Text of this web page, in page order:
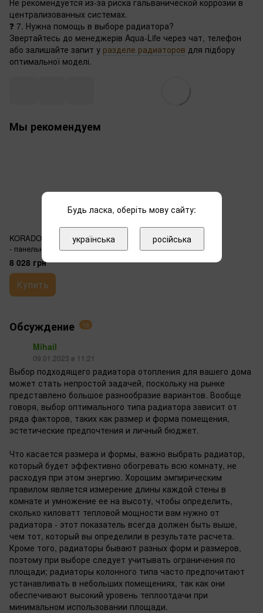
Не рекомендуется из-за риска гальванической коррозии в
централизованных системах.
❓ 7. Нужна помощь в выборе радиатора?
Звертайтесь до менеджерів Aqua-Life через чат, телефон
або залишайте запит у разделе радиаторов для підбору
оптимальної моделі.
Мы рекомендуем
KORADO 22-K 600x800
- панельный радиатор
8 028 грн
Купить
Обсуждение 16
Mihail
09.01.2023 в 11:21
Выбор подходящего радиатора отопления для вашего дома
может стать непростой задачей, поскольку на рынке
представлено большое разнообразие вариантов. Вообще
говоря, выбор оптимального типа радиатора зависит от
ряда факторов, таких как размер и форма помещения,
эстетические предпочтения и личный бюджет.
Что касается размера и формы, важно выбрать радиатор,
который будет эффективно обогревать всю комнату, не
расходуя при этом энергию. Хорошим эмпирическим
правилом является измерение длины каждой стены в
комнате и умножение ее на высоту, чтобы определить,
сколько киловатт тепловой мощности вам нужно от
радиатора - этот показатель всегда должен быть выше,
чем тот, который вы определили в результате расчета.
Кроме того, радиаторы бывают разных форм и размеров,
поэтому при выборе следует учитывать ограничения по
площади; радиаторы колонного типа часто предпочитают
устанавливать в небольших помещениях, так как они
обеспечивают высокий уровень теплоотдачи при
минимальном использовании площади.
Будь ласка, оберіть мову сайту:
українська російська